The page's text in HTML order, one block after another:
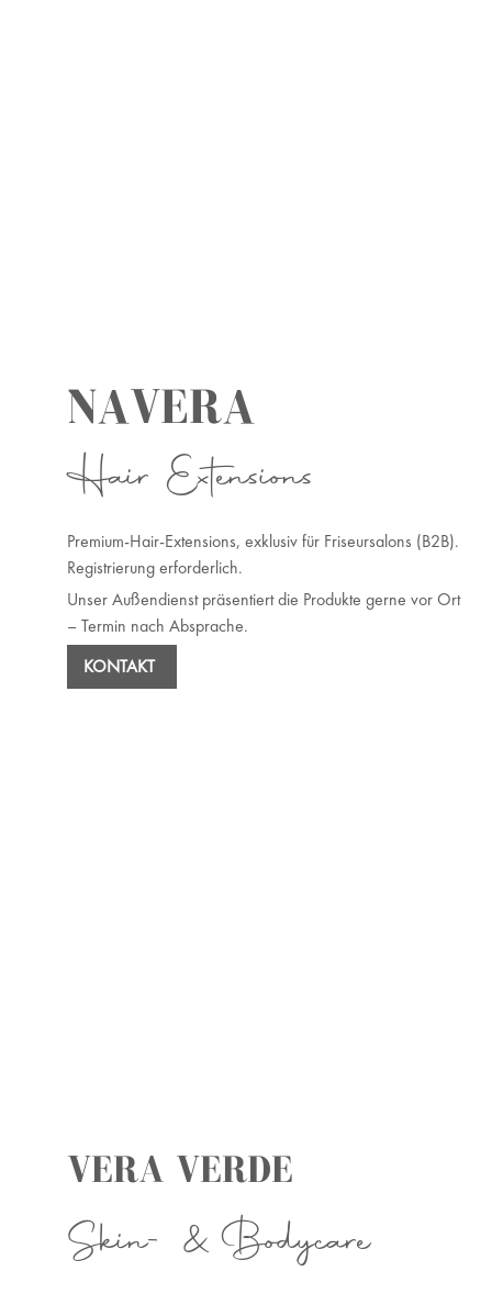
NAVERA
Hair Extensions
Premium-Hair-Extensions, exklusiv für Friseursalons (B2B).
Registrierung erforderlich.
Unser Außendienst präsentiert die Produkte gerne vor Ort
– Termin nach Absprache.
KONTAKT
VERA VERDE
Skin- & Bodycare